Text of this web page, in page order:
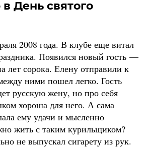
День святого
2008 года. В клубе еще витал
Появился новый гость —
лет сорока. Елену отправили к
ними пошел легко. Гость
русскую жену, но про себя
хороша для него. А сама
ему удачи и мысленно
жить с таким курильщиком?
не выпускал сигарету из рук.